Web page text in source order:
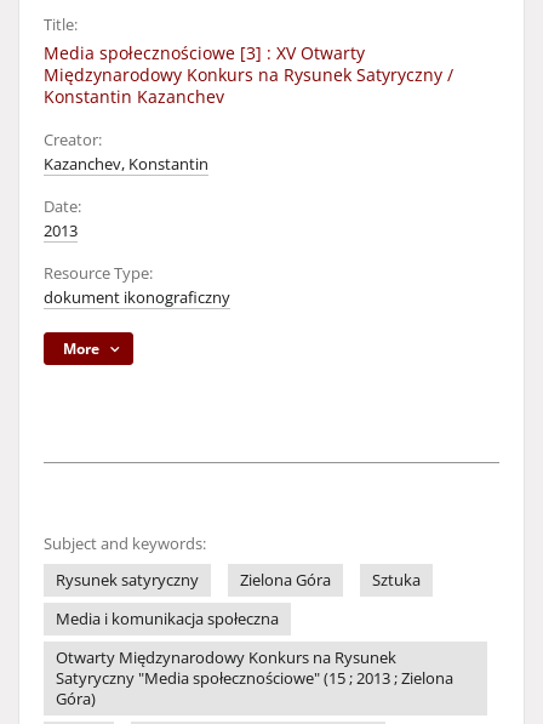
Title:
Media społecznościowe [3] : XV Otwarty
Międzynarodowy Konkurs na Rysunek Satyryczny /
Konstantin Kazanchev
Creator:
Kazanchev, Konstantin
Date:
2013
Resource Type:
dokument ikonograficzny
More
Subject and keywords:
Rysunek satyryczny
Zielona Góra
Sztuka
Media i komunikacja społeczna
Otwarty Międzynarodowy Konkurs na Rysunek
Satyryczny "Media społecznościowe" (15 ; 2013 ; Zielona
Góra)